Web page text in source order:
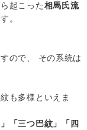
起こった相馬氏流
。
ので、 その系統は
も多様といえま
「三つ巴紋」「四